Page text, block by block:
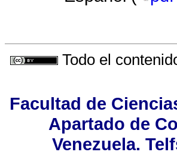
Todo el
Facultad de
Apartado de
Venezuela.